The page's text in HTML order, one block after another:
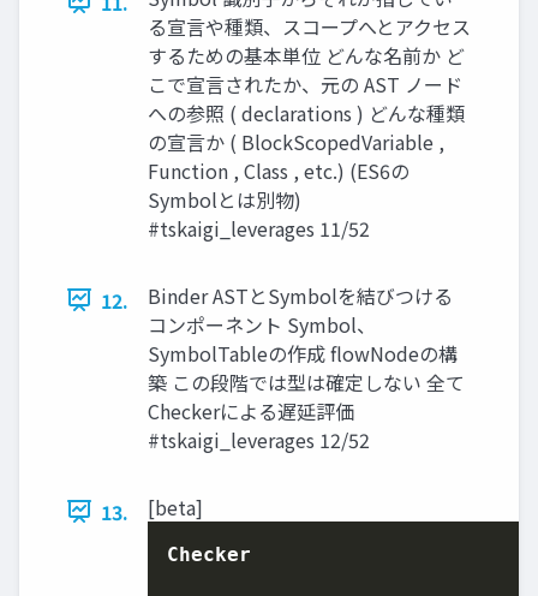
る宣言や種類、スコープへとアクセス
するための基本単位 どんな名前か ど
こで宣言されたか、元の AST ノード
への参照 ( declarations ) どんな種類
の宣言か ( BlockScopedVariable ,
Function , Class , etc.) (ES6の
Symbolとは別物)
#tskaigi_leverages 11/52
12.
Binder ASTとSymbolを結びつける
コンポーネント Symbol、
SymbolTableの作成 flowNodeの構
築 この段階では型は確定しない 全て
Checkerによる遅延評価
#tskaigi_leverages 12/52
13. [beta]
Checker